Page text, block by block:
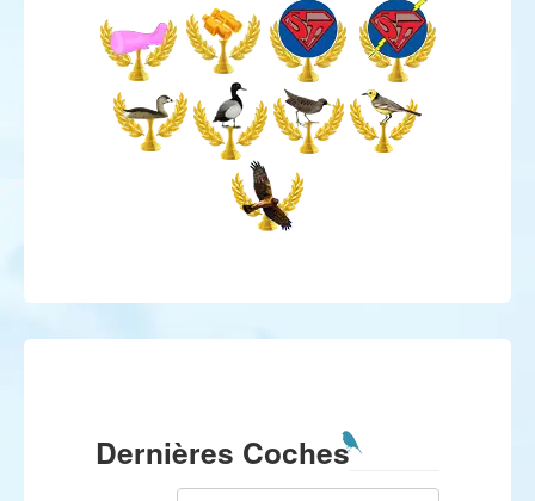
Dernières Coches